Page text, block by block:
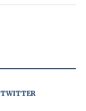
TWITTER